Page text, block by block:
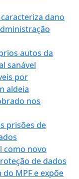
dano
autos da
sanável
por
aldeia
nos
prisões de
como novo
de dados
MPF e expõe